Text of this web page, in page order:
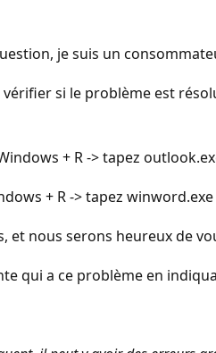
je suis un
si le problème est
+ R -> tapez
+ R -> tapez
et nous serons heureux de
qui a ce problème en